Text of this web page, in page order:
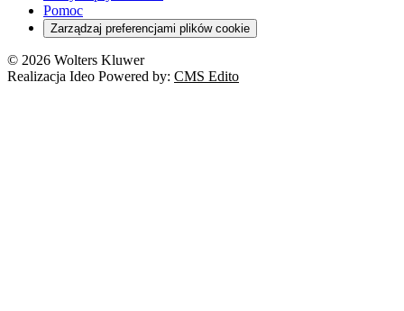
Cyberbezpieczeństwo
Franczyza
Prawo autorskie
RODO
Pomoc
Zarządzaj preferencjami plików cookie
© 2026 Wolters Kluwer
Realizacja Ideo Powered by: CMS Edito